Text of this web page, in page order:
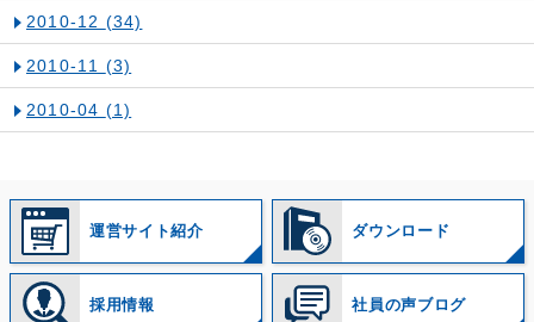
2010-12 (34)
2010-11 (3)
2010-04 (1)
運営サイト紹介 ダウンロード
採用情報 社員の声ブログ